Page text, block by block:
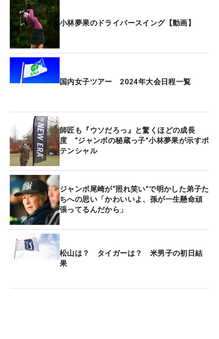
小林夢果のドライバースイング【動画】
国内女子ツアー 2024年大会日程一覧
師匠も『ウソだろっ』と驚くほどの成長
度 “ジャンボの秘蔵っ子”小林夢果が示すポ
テンシャル
ジャンボ尾崎が“照れ笑い”で明かした弟子た
ちへの思い「かわいいよ、孫が一生懸命頑
張ってるんだから」
松山は？ タイガーは？ 米男子の初日結
果